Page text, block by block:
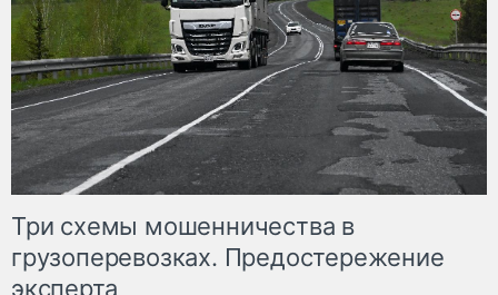
Три схемы мошенничества в
грузоперевозках. Предостережение
эксперта